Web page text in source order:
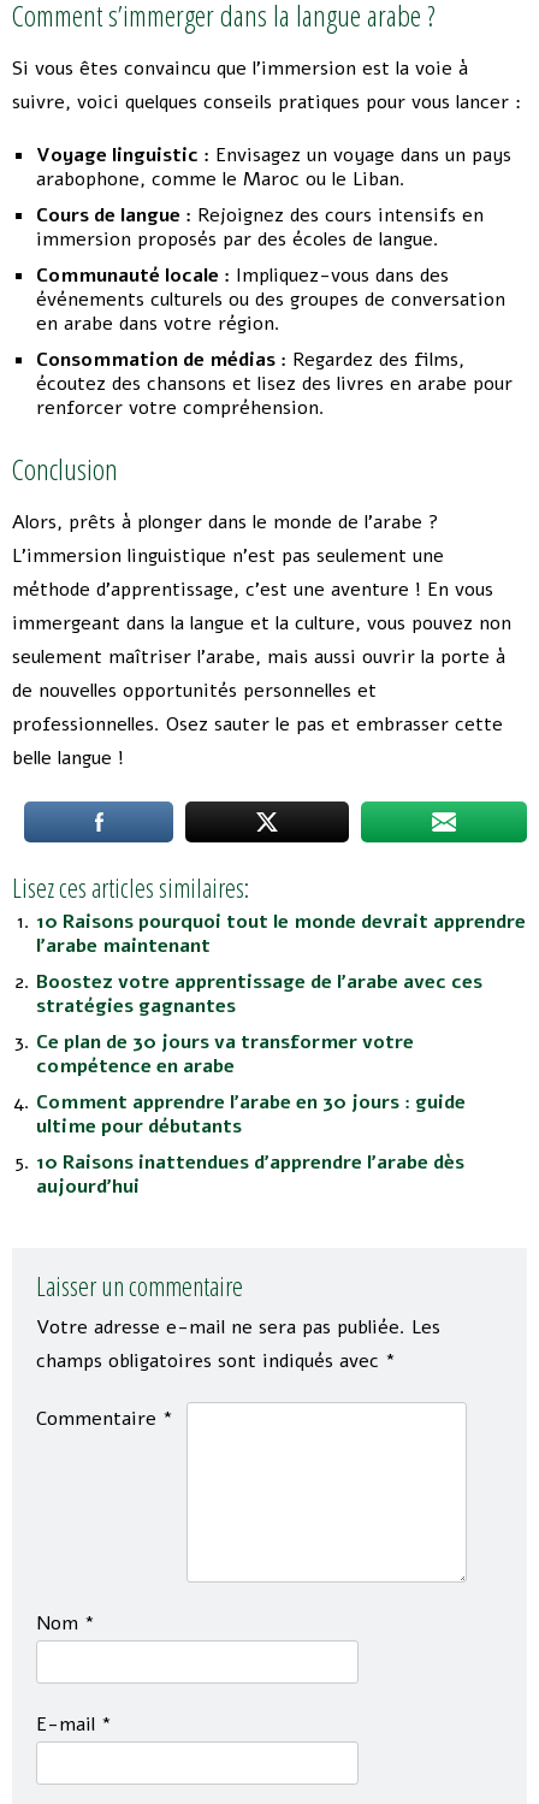
Comment s’immerger dans la langue arabe ?
Si vous êtes convaincu que l’immersion est la voie à
suivre, voici quelques conseils pratiques pour vous lancer :
Voyage linguistic : Envisagez un voyage dans un pays
arabophone, comme le Maroc ou le Liban.
Cours de langue : Rejoignez des cours intensifs en
immersion proposés par des écoles de langue.
Communauté locale : Impliquez-vous dans des
événements culturels ou des groupes de conversation
en arabe dans votre région.
Consommation de médias : Regardez des films,
écoutez des chansons et lisez des livres en arabe pour
renforcer votre compréhension.
Conclusion
Alors, prêts à plonger dans le monde de l’arabe ?
L’immersion linguistique n’est pas seulement une
méthode d’apprentissage, c’est une aventure ! En vous
immergeant dans la langue et la culture, vous pouvez non
seulement maîtriser l’arabe, mais aussi ouvrir la porte à
de nouvelles opportunités personnelles et
professionnelles. Osez sauter le pas et embrasser cette
belle langue !
Lisez ces articles similaires:
10 Raisons pourquoi tout le monde devrait apprendre
l’arabe maintenant
Boostez votre apprentissage de l’arabe avec ces
stratégies gagnantes
Ce plan de 30 jours va transformer votre
compétence en arabe
Comment apprendre l’arabe en 30 jours : guide
ultime pour débutants
10 Raisons inattendues d’apprendre l’arabe dès
aujourd’hui
Laisser un commentaire
Votre adresse e-mail ne sera pas publiée. Les
champs obligatoires sont indiqués avec *
Commentaire *
Nom *
E-mail *